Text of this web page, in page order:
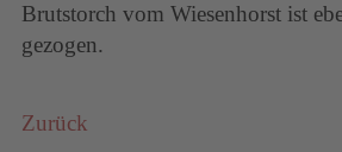
Brutstorch vom Wiesenhorst ist
gezogen.
Zurück